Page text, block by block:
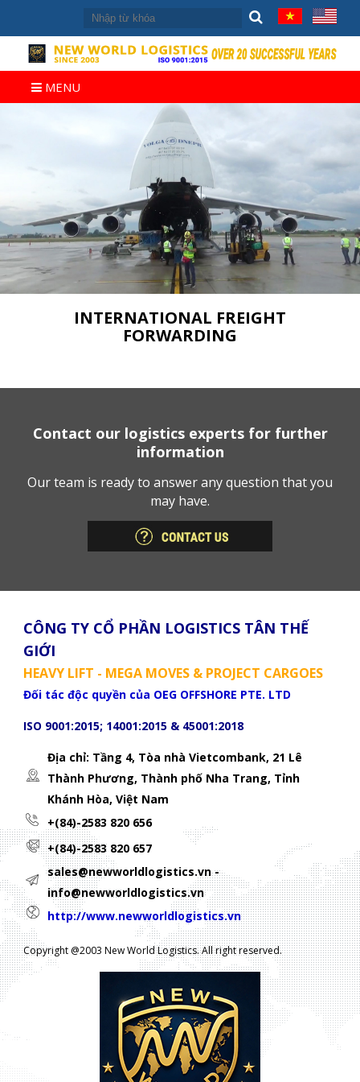
MENU
INTERNATIONAL FREIGHT
FORWARDING
Contact our logistics experts for further
information
Our team is ready to answer any question that you
may have.
CÔNG TY CỔ PHẦN LOGISTICS TÂN THẾ
GIỚI
HEAVY LIFT - MEGA MOVES & PROJECT CARGOES
Đối tác độc quyền của OEG OFFSHORE PTE. LTD
ISO 9001:2015; 14001:2015 & 45001:2018
Địa chỉ: Tầng 4, Tòa nhà Vietcombank, 21 Lê
Thành Phương, Thành phố Nha Trang, Tỉnh
Khánh Hòa, Việt Nam
+(84)-2583 820 656
+(84)-2583 820 657
sales@newworldlogistics.vn -
info@newworldlogistics.vn
http://www.newworldlogistics.vn
Copyright @2003 New World Logistics. All right reserved.